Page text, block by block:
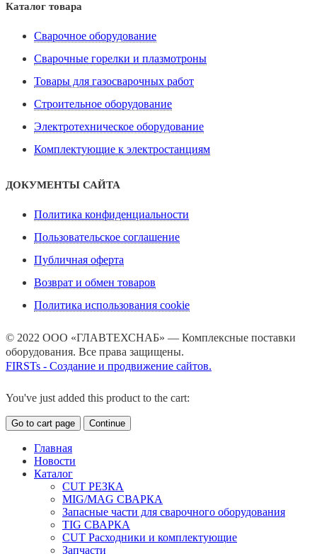
Каталог товара
Сварочное оборудование
Сварочные горелки и плазмотроны
Товары для газосварочных работ
Строительное оборудование
Электротехническое оборудование
Комплектующие к электростанциям
ДОКУМЕНТЫ САЙТА
Политика конфиденциальности
Пользовательское соглашение
Публичная оферта
Возврат и обмен товаров
Политика использования cookie
© 2022 ООО «ГЛАВТЕХСНАБ» — Комплексные поставки
оборудования. Все права защищены.
FIRSTs - Создание и продвижение сайтов.
You've just added this product to the cart:
Go to cart page Continue
Главная
Новости
Каталог
CUT РЕЗКА
MIG/MAG СВАРКА
Запасные части для сварочного оборудования
TIG СВАРКА
CUT Расходники и комплектующие
Запчасти